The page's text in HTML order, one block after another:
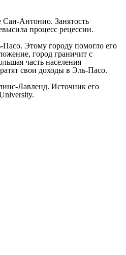
Сан-Антонио. Занятость
процесс рецессии.
Пасо. Этому городу помогло его
город граничит с
часть населения
свои доходы в Эль-Пасо.
Лавленд. Источник его